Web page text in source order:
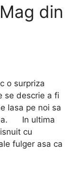
din
o surpriza
se descrie a fi
lasa pe noi sa
In ultima
cu
fulger asa ca